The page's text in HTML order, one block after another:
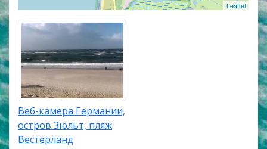
Административный центр острова — город
Вестерланд, расположенный в центральной части
Остров Зильт популярный морской курорт
Германии, хорошо известный своими
протяженными песчаными пляжами длиной более
40 км. здесь популярны такие водные виды спорта
как серфинг, виндсерфинг, кайтинг, а также катание
на велосипеде и прогулки.
Leaflet
Веб-камера Германии,
остров Зюльт, пляж
Вестерланд